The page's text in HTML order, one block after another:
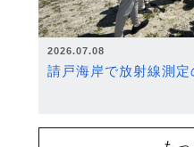
2026.07.08
請戸海岸で放射線測定